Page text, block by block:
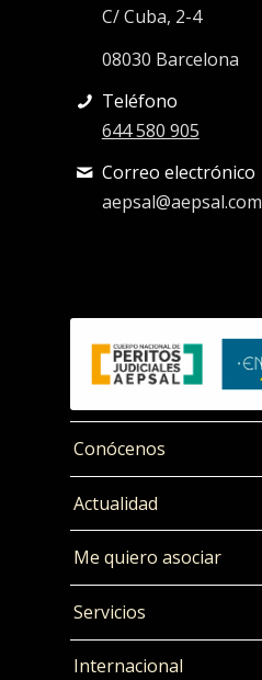
C/ Cuba, 2-4
08030 Barcelona
Teléfono
644 580 905
Correo electrónico
aepsal@aepsal.com
Conócenos
Actualidad
Me quiero asociar
Servicios
Internacional